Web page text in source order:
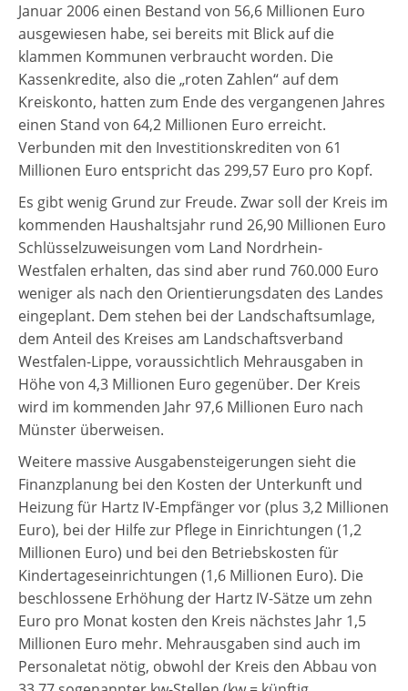
Januar 2006 einen Bestand von 56,6 Millionen Euro
ausgewiesen habe, sei bereits mit Blick auf die
klammen Kommunen verbraucht worden. Die
Kassenkredite, also die „roten Zahlen“ auf dem
Kreiskonto, hatten zum Ende des vergangenen Jahres
einen Stand von 64,2 Millionen Euro erreicht.
Verbunden mit den Investitionskrediten von 61
Millionen Euro entspricht das 299,57 Euro pro Kopf.
Es gibt wenig Grund zur Freude. Zwar soll der Kreis im
kommenden Haushaltsjahr rund 26,90 Millionen Euro
Schlüsselzuweisungen vom Land Nordrhein-
Westfalen erhalten, das sind aber rund 760.000 Euro
weniger als nach den Orientierungsdaten des Landes
eingeplant. Dem stehen bei der Landschaftsumlage,
dem Anteil des Kreises am Landschaftsverband
Westfalen-Lippe, voraussichtlich Mehrausgaben in
Höhe von 4,3 Millionen Euro gegenüber. Der Kreis
wird im kommenden Jahr 97,6 Millionen Euro nach
Münster überweisen.
Weitere massive Ausgabensteigerungen sieht die
Finanzplanung bei den Kosten der Unterkunft und
Heizung für Hartz IV-Empfänger vor (plus 3,2 Millionen
Euro), bei der Hilfe zur Pflege in Einrichtungen (1,2
Millionen Euro) und bei den Betriebskosten für
Kindertageseinrichtungen (1,6 Millionen Euro). Die
beschlossene Erhöhung der Hartz IV-Sätze um zehn
Euro pro Monat kosten den Kreis nächstes Jahr 1,5
Millionen Euro mehr. Mehrausgaben sind auch im
Personaletat nötig, obwohl der Kreis den Abbau von